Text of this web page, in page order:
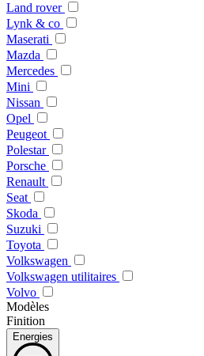
Land rover
Lynk & co
Maserati
Mazda
Mercedes
Mini
Nissan
Opel
Peugeot
Polestar
Porsche
Renault
Seat
Skoda
Suzuki
Toyota
Volkswagen
Volkswagen utilitaires
Volvo
Modèles
Finition
Energies